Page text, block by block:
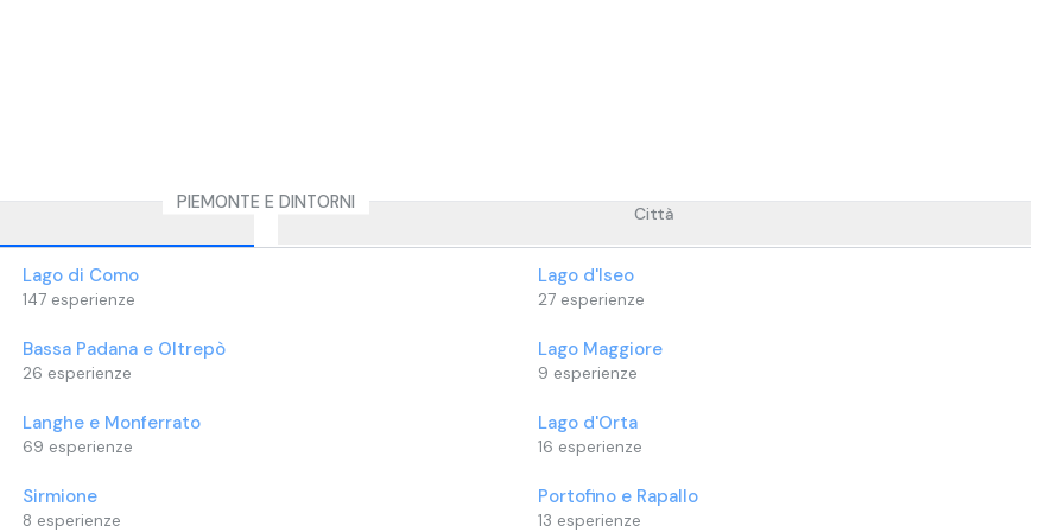
PIEMONTE E DINTORNI
Città
Lago di Como
147 esperienze
Lago d'Iseo
27 esperienze
Bassa Padana e Oltrepò
26 esperienze
Lago Maggiore
9 esperienze
Langhe e Monferrato
69 esperienze
Lago d'Orta
16 esperienze
Sirmione
8 esperienze
Portofino e Rapallo
13 esperienze